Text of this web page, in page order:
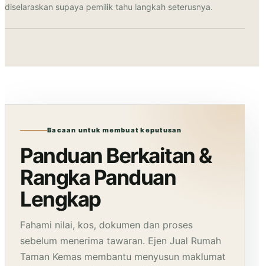
diselaraskan supaya pemilik tahu langkah seterusnya.
Bacaan untuk membuat keputusan
Panduan Berkaitan &
Rangka Panduan
Lengkap
Fahami nilai, kos, dokumen dan proses
sebelum menerima tawaran. Ejen Jual Rumah
Taman Kemas membantu menyusun maklumat